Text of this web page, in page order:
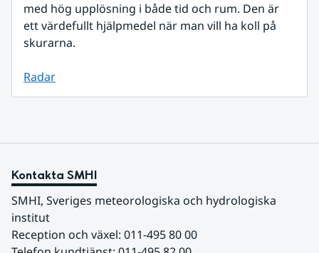
med hög upplösning i både tid och rum. Den är
ett värdefullt hjälpmedel när man vill ha koll på
skurarna.
Radar
Kontakta SMHI
SMHI, Sveriges meteorologiska och hydrologiska
institut
Reception och växel: 011-495 80 00